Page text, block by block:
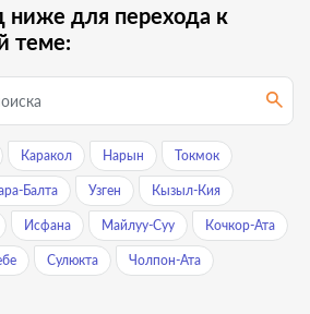
ниже для перехода к
теме:
Каракол Нарын Токмок
Балта Узген Кызыл-Кия
Исфана Майлуу-Суу Кочкор-Ата
Сулюкта Чолпон-Ата